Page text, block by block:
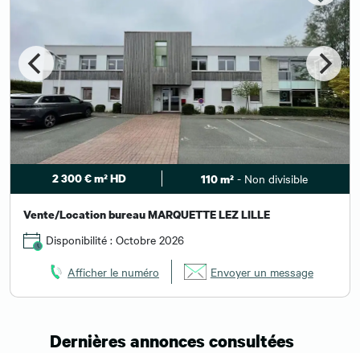
2 300 € m² HD 110 m² - Non divisible
Vente/Location bureau MARQUETTE LEZ LILLE
Disponibilité : Octobre 2026
Afficher le numéro Envoyer un message
Dernières annonces consultées